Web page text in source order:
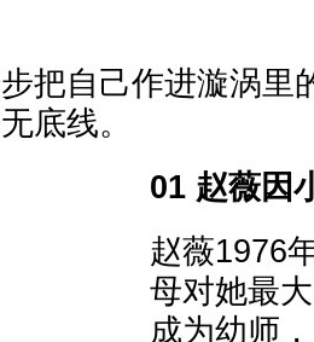
把自己作进漩涡里
底线。
01 赵薇因
赵薇1976
母对她最
成为幼师